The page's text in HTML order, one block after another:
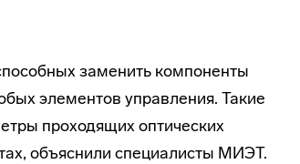
заменить компоненты
элементов управления. Такие
проходящих оптических
объяснили специалисты МИЭТ.